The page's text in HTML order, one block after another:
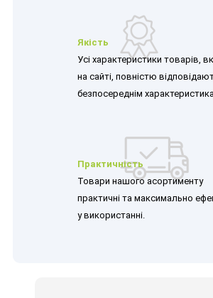
Якість
Усі характеристики товарів,
на сайті, повністю
безпосереднім
Практичність
Товари нашого асортименту
практичні та максимально
у використанні.